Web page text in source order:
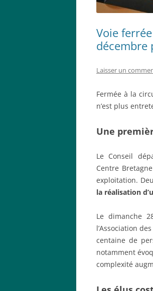
Voie
décembre
Laisser un
Fermée à la
n’est plus
Une
Le Conseil
Centre
exploitation.
la réalisation
Le dimanche
l’Association
centaine de
notamment
complexité